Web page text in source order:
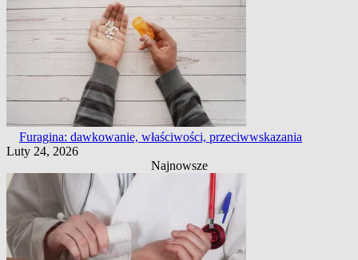
Furagina: dawkowanie, właściwości, przeciwwskazania
Luty 24, 2026
Najnowsze